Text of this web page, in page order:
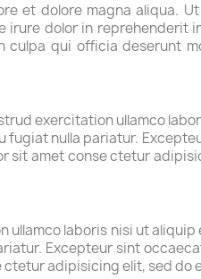
et dolore magna aliqua.
irure dolor in reprehenderit
culpa qui officia deserunt
exercitation ullamco
fugiat nulla pariatur.
sit amet conse ctetur
laboris nisi ut aliquip
Excepteur sint
ctetur adipisicing elit, sed do